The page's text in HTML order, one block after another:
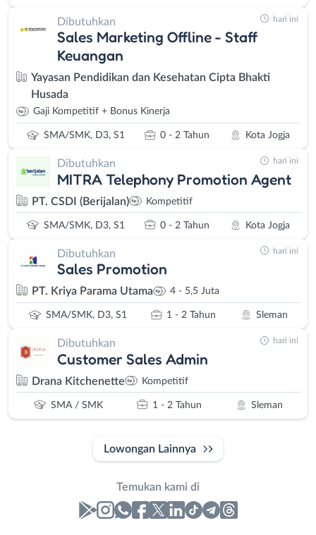
Dibutuhkan
Sales Marketing Offline - Staff
Keuangan
Yayasan Pendidikan dan Kesehatan Cipta Bhakti
Husada
Gaji Kompetitif + Bonus Kinerja
SMA/SMK, D3, S1 0 - 2 Tahun Kota Jogja
hari ini
Dibutuhkan
MITRA Telephony Promotion Agent
PT. CSDI (Berijalan) Kompetitif
SMA/SMK, D3, S1 0 - 2 Tahun Kota Jogja
hari ini
Dibutuhkan
Sales Promotion
PT. Kriya Parama Utama 4 - 5,5 Juta
SMA/SMK, D3, S1 1 - 2 Tahun Sleman
hari ini
Dibutuhkan
Customer Sales Admin
Drana Kitchenette Kompetitif
SMA / SMK 1 - 2 Tahun Sleman
hari ini
Lowongan Lainnya
Temukan kami di